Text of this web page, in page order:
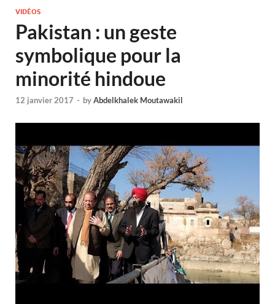
VIDÉOS
Pakistan : un geste
symbolique pour la
minorité hindoue
12 janvier 2017 - byAbdelkhalek Moutawakil